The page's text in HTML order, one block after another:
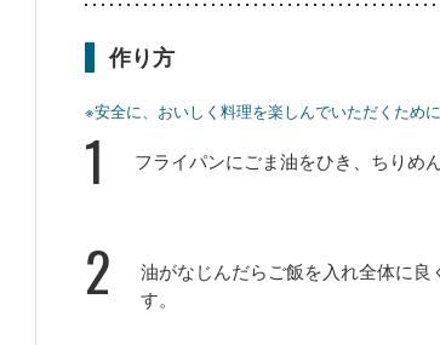
作り方
※安全に、おいしく料理を楽しんでいただくために
1 フライパンにごま油をひき、ちりめ
2
油がなじんだらご飯を入れ全体に
す。